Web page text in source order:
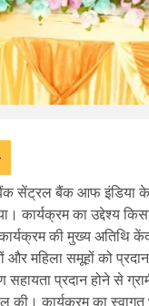
सेंट्रल बैंक आफ इंडिया के
कार्यक्रम का उद्देश्य
की मुख्य अतिथि
और महिला समूहों को
प्रदान होने से
कार्यक्रम का स्वागत